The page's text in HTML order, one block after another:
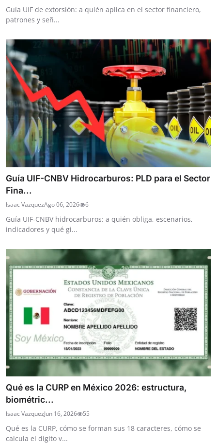
Guía UIF de extorsión: a quién aplica en el sector financiero,
patrones y señ...
Guía UIF-CNBV Hidrocarburos: PLD para el Sector
Fina...
Isaac VazquezAgo 06, 2026 6
Guía UIF-CNBV hidrocarburos: a quién obliga, escenarios,
indicadores y qué gi...
Qué es la CURP en México 2026: estructura,
biométric...
Isaac VazquezJun 16, 2026 55
Qué es la CURP, cómo se forman sus 18 caracteres, cómo se
calcula el dígito v...